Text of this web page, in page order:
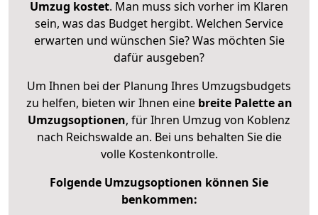
Umzug kostet. Man muss sich vorher im Klaren
sein, was das Budget hergibt. Welchen Service
erwarten und wünschen Sie? Was möchten Sie
dafür ausgeben?
Um Ihnen bei der Planung Ihres Umzugsbudgets
zu helfen, bieten wir Ihnen eine breite Palette an
Umzugsoptionen, für Ihren Umzug von Koblenz
nach Reichswalde an. Bei uns behalten Sie die
volle Kostenkontrolle.
Folgende Umzugsoptionen können Sie
benkommen: